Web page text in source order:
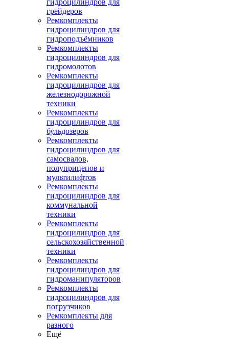
гидроцилиндров для
грейдеров
Ремкомплекты
гидроцилиндров для
гидроподъёмников
Ремкомплекты
гидроцилиндров для
гидромолотов
Ремкомплекты
гидроцилиндров для
железнодорожной
техники
Ремкомплекты
гидроцилиндров для
бульдозеров
Ремкомплекты
гидроцилиндров для
самосвалов,
полуприцепов и
мультилифтов
Ремкомплекты
гидроцилиндров для
коммунальной
техники
Ремкомплекты
гидроцилиндров для
сельскохозяйственной
техники
Ремкомплекты
гидроцилиндров для
гидроманипуляторов
Ремкомплекты
гидроцилиндров для
погрузчиков
Ремкомплекты для
разного
Ещё